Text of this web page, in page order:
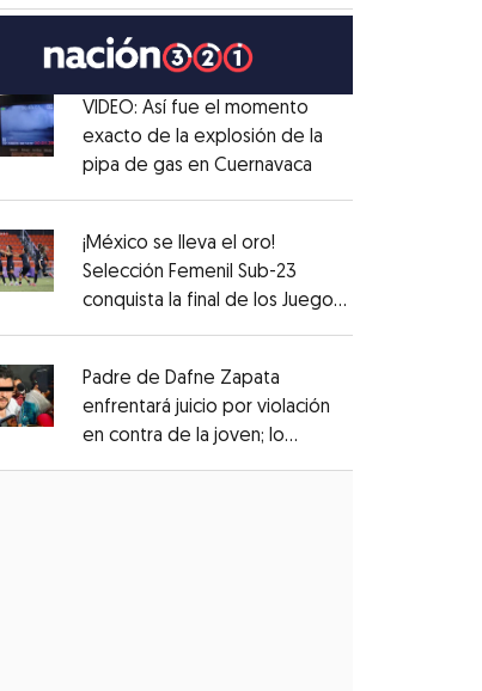
in new window
VIDEO: Así fue el momento
exacto de la explosión de la
pipa de gas en Cuernavaca
in new window
¡México se lleva el oro!
Selección Femenil Sub-23
conquista la final de los Juegos
in new window
Padre de Dafne Zapata
enfrentará juicio por violación
en contra de la joven; lo